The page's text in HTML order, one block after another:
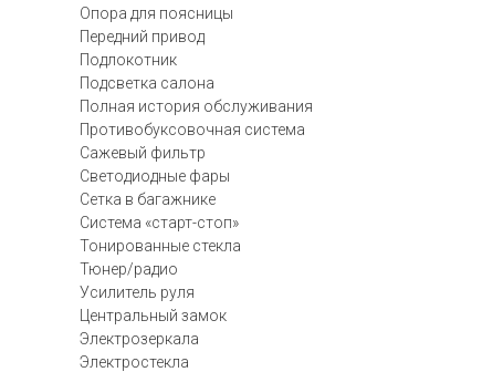
Опора для поясницы
Передний привод
Подлокотник
Подсветка салона
Полная история обслуживания
Противобуксовочная система
Сажевый фильтр
Светодиодные фары
Сетка в багажнике
Система «старт-стоп»
Тонированные стекла
Тюнер/радио
Усилитель руля
Центральный замок
Электрозеркала
Электростекла